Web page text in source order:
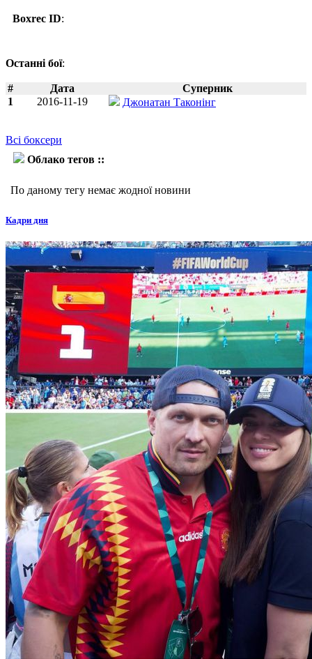
Boxrec ID:
Останні бої:
# Дата
Суперник
1
2016-11-19 Джонатан Таконінг
Всі боксери
Облако тегов ::
По даному тегу немає жодної новини
Кадри дня